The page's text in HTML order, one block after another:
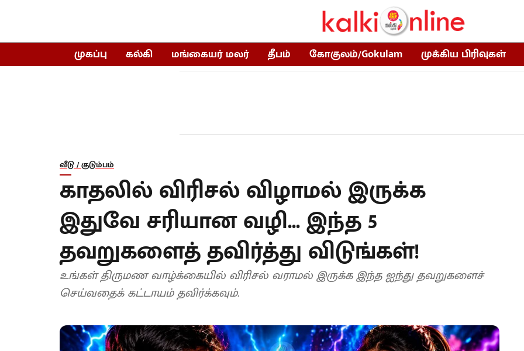
முகப்பு கல்கி மங்கையர் மலர் தீபம் கோகுலம்/Gokulam முக்கிய பிரிவுகள்
வீடு / குடும்பம்
காதலில் விரிசல் விழாமல் இருக்க
இதுவே சரியான வழி... இந்த 5
தவறுகளைத் தவிர்த்து விடுங்கள்!
உங்கள் திருமண வாழ்க்கையில் விரிசல் வராமல் இருக்க இந்த ஐந்து தவறுகளைச்
செய்வதைக் கட்டாயம் தவிர்க்கவும்.